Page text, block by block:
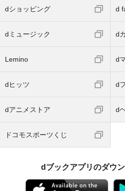
dショッピング d
dミュージック d
Lemino d
dヒッツ d
dアニメストア d
ドコモスポーツくじ
dブックアプリのダウ